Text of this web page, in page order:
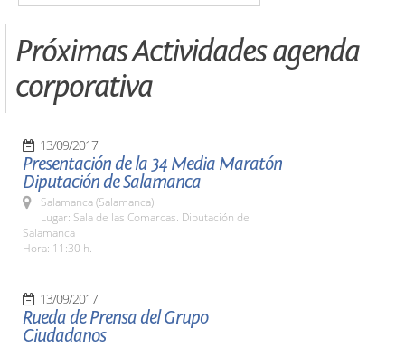
Próximas Actividades agenda
corporativa
13/09/2017
Presentación de la 34 Media Maratón
Diputación de Salamanca
Salamanca (Salamanca)
Lugar: Sala de las Comarcas. Diputación de
Salamanca
Hora: 11:30 h.
13/09/2017
Rueda de Prensa del Grupo
Ciudadanos